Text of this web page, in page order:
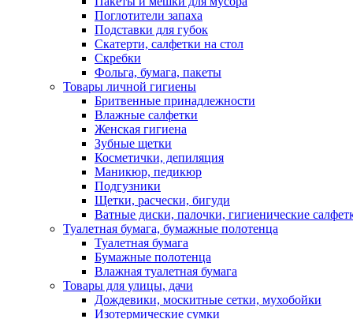
Поглотители запаха
Подставки для губок
Скатерти, салфетки на стол
Скребки
Фольга, бумага, пакеты
Товары личной гигиены
Бритвенные принадлежности
Влажные салфетки
Женская гигиена
Зубные щетки
Косметички, депиляция
Маникюр, педикюр
Подгузники
Щетки, расчески, бигуди
Ватные диски, палочки, гигиенические
Туалетная бумага, бумажные полотенца
Туалетная бумага
Бумажные полотенца
Влажная туалетная бумага
Товары для улицы, дачи
Дождевики, москитные сетки, мухобойки
Изотермические сумки